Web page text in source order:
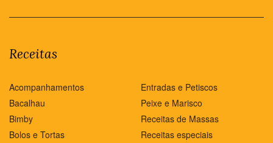
Receitas
Acompanhamentos
Bacalhau
Bimby
Bolos e Tortas
Entradas e Petiscos
Peixe e Marisco
Receitas de Massas
Receitas especiais